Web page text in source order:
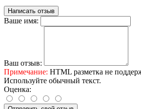
Написать отзыв
Ваше имя:
Ваш отзыв:
Примечание: HTML разметка не
Используйте обычный текст.
Оценка: